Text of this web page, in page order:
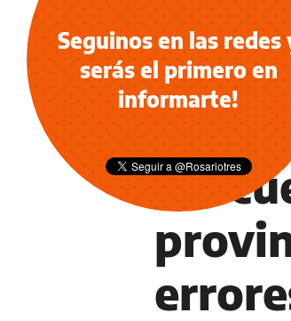
INFORMACIÓN GENERAL
Tras
Seguinos en las redes
serás el primero en
informarte!